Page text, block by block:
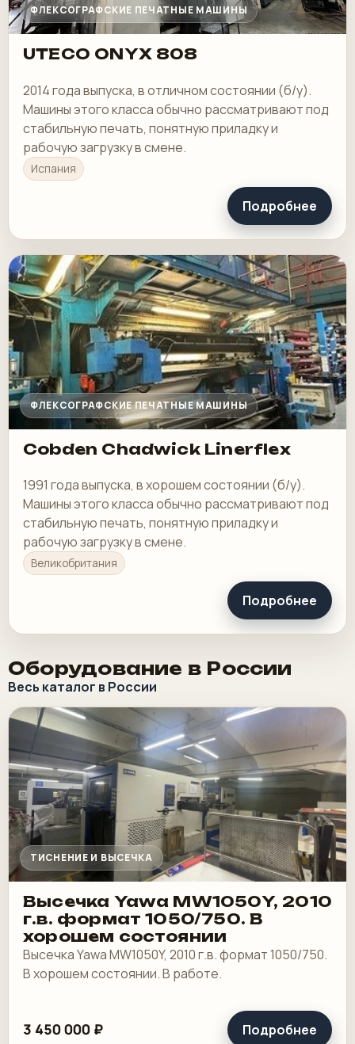
ФЛЕКСОГРАФСКИЕ ПЕЧАТНЫЕ МАШИНЫ
UTECO ONYX 808
2014 года выпуска, в отличном состоянии (б/у).
Машины этого класса обычно рассматривают под
стабильную печать, понятную приладку и
рабочую загрузку в смене.
Испания
Подробнее
ФЛЕКСОГРАФСКИЕ ПЕЧАТНЫЕ МАШИНЫ
Cobden Chadwick Linerflex
1991 года выпуска, в хорошем состоянии (б/у).
Машины этого класса обычно рассматривают под
стабильную печать, понятную приладку и
рабочую загрузку в смене.
Великобритания
Подробнее
Оборудование в России
Весь каталог в России
ТИСНЕНИЕ И ВЫСЕЧКА
Высечка Yawa MW1050Y, 2010
г.в. формат 1050/750. В
хорошем состоянии
Высечка Yawa MW1050Y, 2010 г.в. формат 1050/750.
В хорошем состоянии. В работе.
3 450 000 ₽ Подробнее